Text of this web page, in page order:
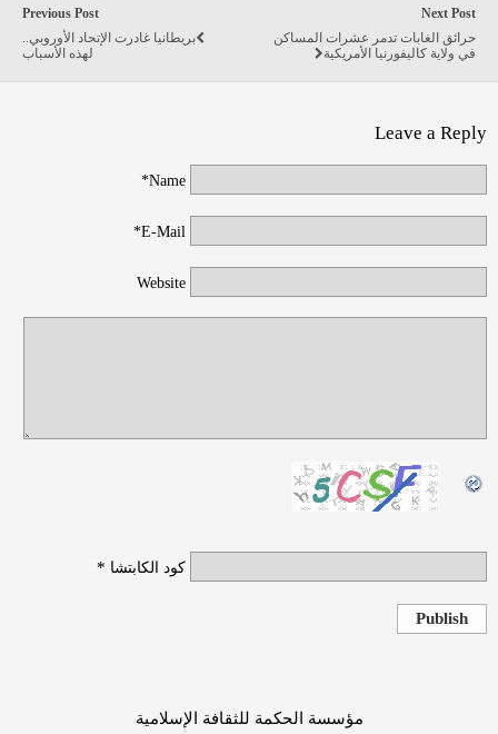
Previous Post
بريطانيا غادرت الإتحاد الأوروبي..
لهذه الأسباب
Next Post
حرائق الغابات تدمر عشرات المساكن
في ولاية كاليفورنيا الأمريكية
Leave a Reply
Name*
E-Mail*
Website
كود الكابتشا *
Publish
مؤسسة الحكمة للثقافة الإسلامية